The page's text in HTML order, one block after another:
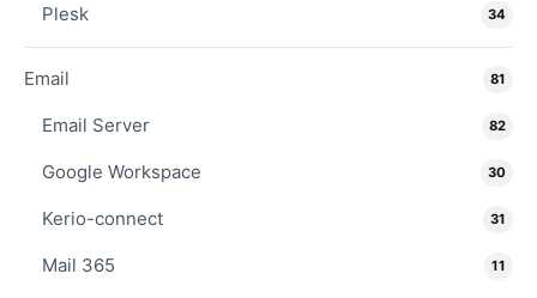
Plesk 34
Email 81
Email Server 82
Google Workspace 30
Kerio-connect 31
Mail 365 11